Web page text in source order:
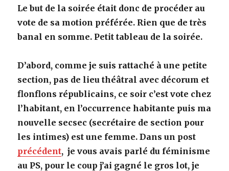
Le but de la soirée était donc de procéder au
vote de sa motion préférée. Rien que de très
banal en somme. Petit tableau de la soirée.
D’abord, comme je suis rattaché à une petite
section, pas de lieu théâtral avec décorum et
flonflons républicains, ce soir c’est vote chez
l’habitant, en l’occurrence habitante puis ma
nouvelle secsec (secrétaire de section pour
les intimes) est une femme. Dans un post
précédent, je vous avais parlé du féminisme
au PS, pour le coup j’ai gagné le gros lot, je